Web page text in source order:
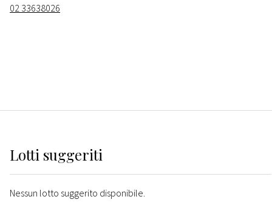
02 33638026
Lotti suggeriti
Nessun lotto suggerito disponibile.